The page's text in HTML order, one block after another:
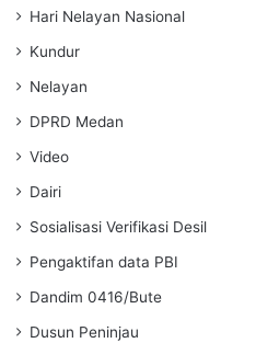
Hari Nelayan Nasional
Kundur
Nelayan
DPRD Medan
Video
Dairi
Sosialisasi Verifikasi Desil
Pengaktifan data PBI
Dandim 0416/Bute
Dusun Peninjau